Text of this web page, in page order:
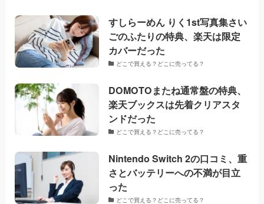
すしらーめん りく1st写真集さい
ごのふたりの特典、楽天は限定
カバーだった
どこで買える？どこに売ってる？
DOMOTOまたね通常盤の特典、
楽天ブックスは先着クリアスタ
ンドだった
どこで買える？どこに売ってる？
Nintendo Switch 2の口コミ、重
さとバッテリーへの不満が目立
った
どこで買える？どこに売ってる？